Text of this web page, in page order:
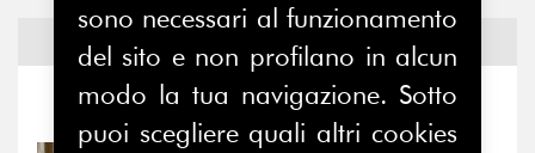
Eventi
Notizie- Eventi
sono necessari al funzionamento
del sito e non profilano in alcun
modo la tua navigazione. Sotto
puoi scegliere quali altri cookies